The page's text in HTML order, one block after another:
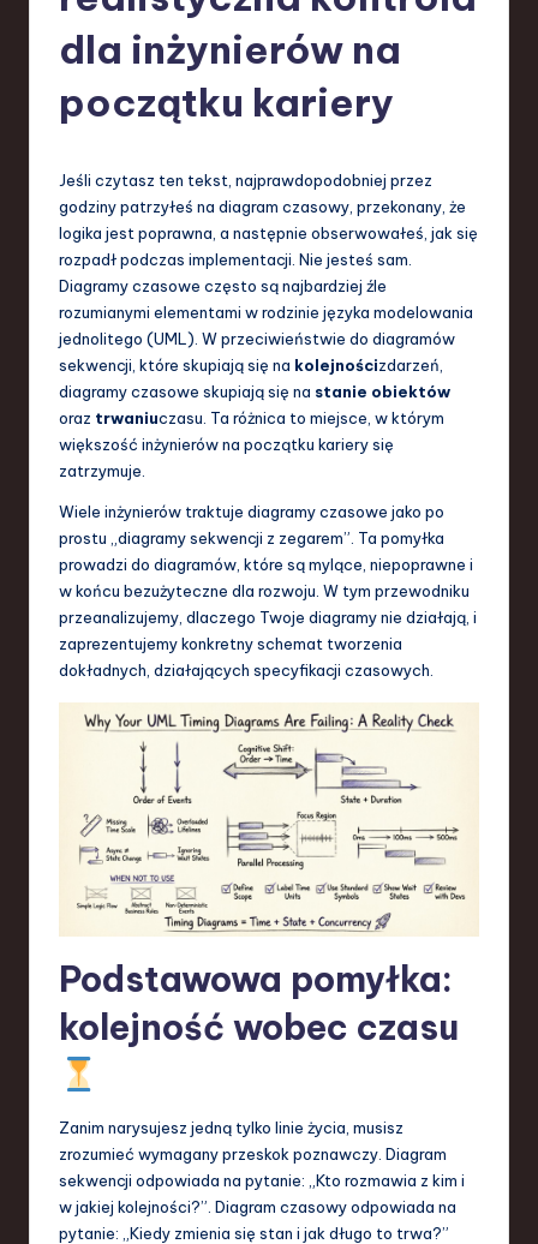
T
e
d
in
S
o
d
dla inżynierów na
początku kariery
Jeśli czytasz ten tekst, najprawdopodobniej przez
godziny patrzyłeś na diagram czasowy, przekonany, że
logika jest poprawna, a następnie obserwowałeś, jak się
rozpadł podczas implementacji. Nie jesteś sam.
Diagramy czasowe często są najbardziej źle
rozumianymi elementami w rodzinie języka modelowania
jednolitego (UML). W przeciwieństwie do diagramów
sekwencji, które skupiają się na kolejnościzdarzeń,
diagramy czasowe skupiają się na stanie obiektów
oraz trwaniuczasu. Ta różnica to miejsce, w którym
większość inżynierów na początku kariery się
zatrzymuje.
Wiele inżynierów traktuje diagramy czasowe jako po
prostu „diagramy sekwencji z zegarem”. Ta pomyłka
prowadzi do diagramów, które są mylące, niepoprawne i
w końcu bezużyteczne dla rozwoju. W tym przewodniku
przeanalizujemy, dlaczego Twoje diagramy nie działają, i
zaprezentujemy konkretny schemat tworzenia
dokładnych, działających specyfikacji czasowych.
Podstawowa pomyłka:
kolejność wobec czasu
Zanim narysujesz jedną tylko linie życia, musisz
zrozumieć wymagany przeskok poznawczy. Diagram
sekwencji odpowiada na pytanie: „Kto rozmawia z kim i
w jakiej kolejności?”. Diagram czasowy odpowiada na
pytanie: „Kiedy zmienia się stan i jak długo to trwa?”